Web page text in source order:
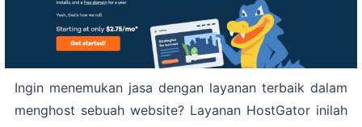
Ingin menemukan jasa dengan layanan terbaik dalam
menghost sebuah website? Layanan HostGator inilah